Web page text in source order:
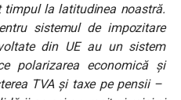
la latitudinea noastră.
sistemul de impozitare
din UE au un sistem
polarizarea economică și
TVA și taxe pe pensii –